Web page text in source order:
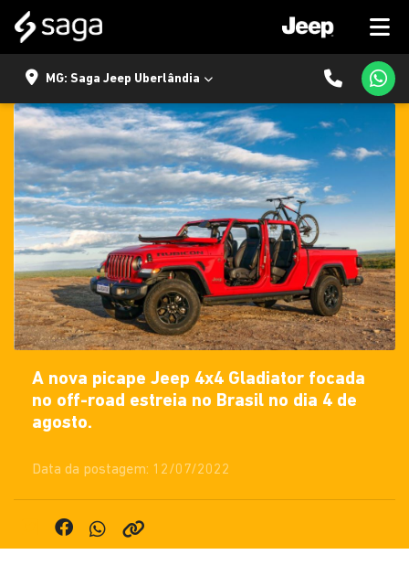
MG: Saga Jeep Uberlândia
A nova picape Jeep 4x4 Gladiator focada
no off-road estreia no Brasil no dia 4 de
agosto.
Data da postagem: 12/07/2022